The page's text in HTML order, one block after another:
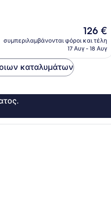
Η
τιμή
είναι
126 €
συμπεριλαμβάνονται φόροι και τέλη
17 Αυγ - 18 Αυγ
καταλυμάτων